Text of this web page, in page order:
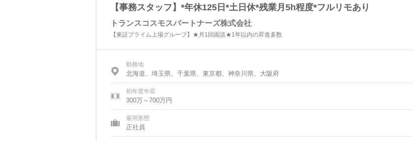
【事務スタッフ】*年休125日*土日休*残業月5h程度*フルリモあり
トランスコスモスパートナーズ株式会社
【東証プライム上場グループ】★月1回面談★1年以内の昇進多数
勤務地
北海道、埼玉県、千葉県、東京都、神奈川県、大阪府
初年度年収
300万～700万円
雇用形態
正社員